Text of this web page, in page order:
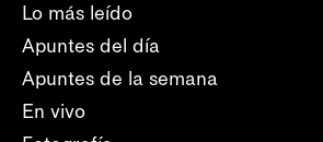
Lo más leído
Apuntes del día
Apuntes de la semana
En vivo